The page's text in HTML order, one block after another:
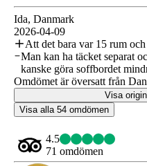
Ida, Danmark
2026-04-09
Att det bara var 15 rum
Man kan ha täcket separat
kanske göra soffbordet
Omdömet är översatt från
Visa
Visa alla 54 omdömen
4.5
71 omdömen